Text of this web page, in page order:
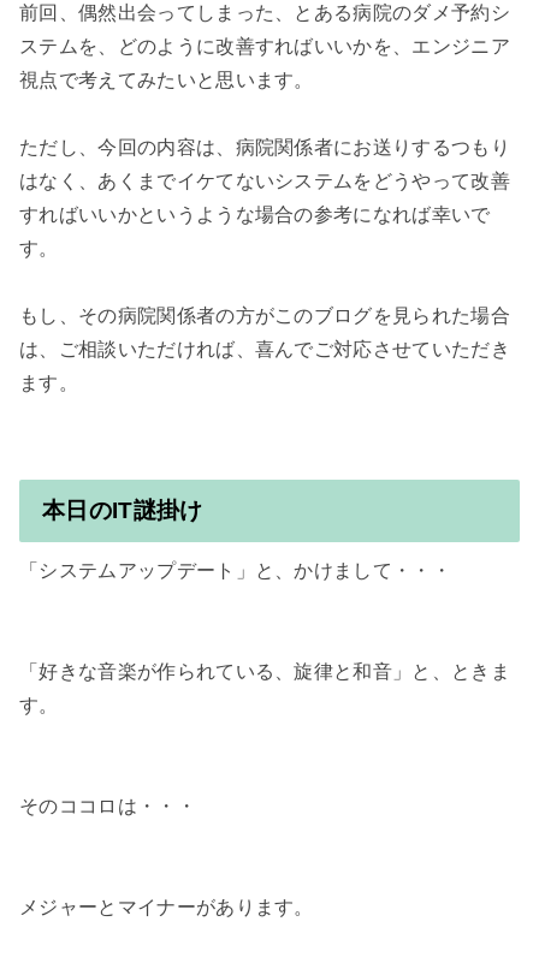
前回、偶然出会ってしまった、とある病院のダメ予約シ
ステムを、どのように改善すればいいかを、エンジニア
視点で考えてみたいと思います。
ただし、今回の内容は、病院関係者にお送りするつもり
はなく、あくまでイケてないシステムをどうやって改善
すればいいかというような場合の参考になれば幸いで
す。
もし、その病院関係者の方がこのブログを見られた場合
は、ご相談いただければ、喜んでご対応させていただき
本日のIT謎掛け
「システムアップデート」と、かけまして・・・
「好きな音楽が作られている、旋律と和音」と、ときま
す。
そのココロは・・・
メジャーとマイナーがあります。